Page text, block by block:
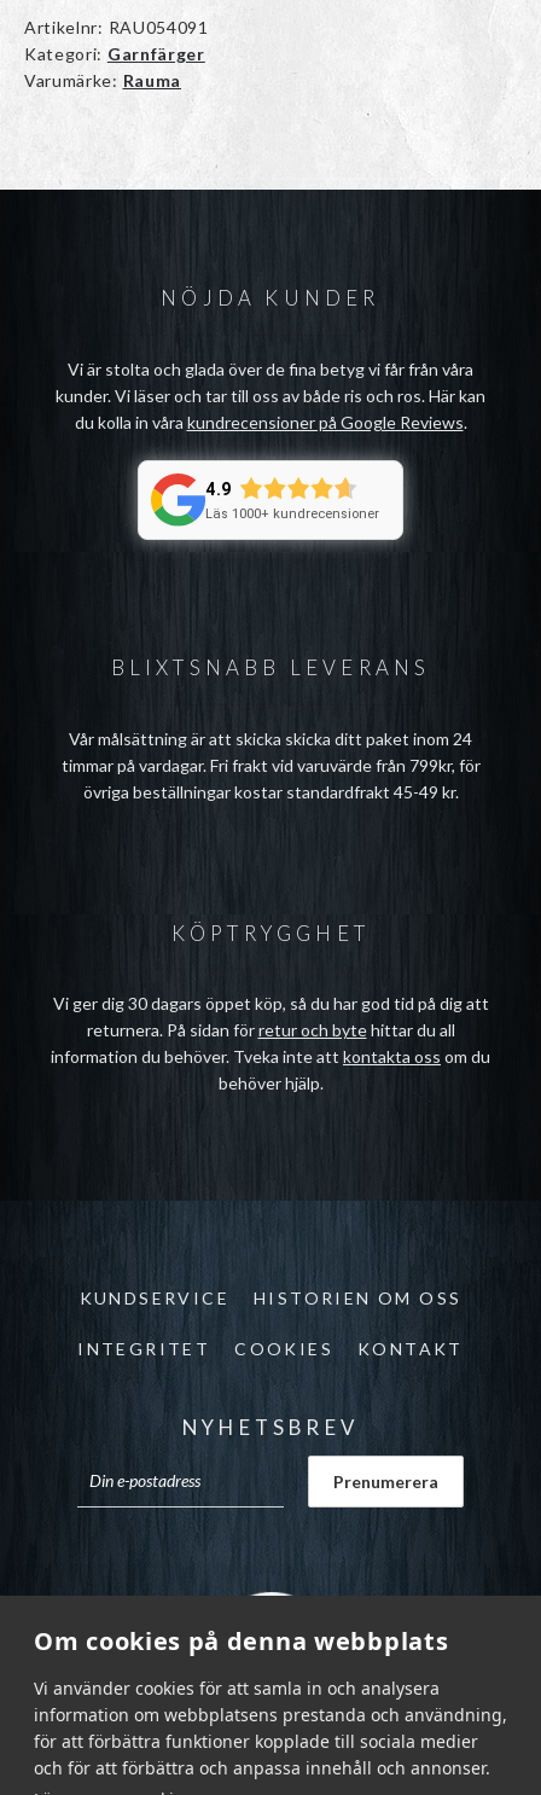
Om cookies på denna webbplats
Vi använder cookies för att samla in och analysera
information om webbplatsens prestanda och användning,
för att förbättra funktioner kopplade till sociala medier
och för att förbättra och anpassa innehåll och annonser.
Artikelnr: RAU054091
Kategori: Garnfärger
Varumärke: Rauma
BLIXTSNABB LEVERANS
Vår målsättning är att skicka skicka ditt paket inom 24
timmar på vardagar. Fri frakt vid varuvärde från 799kr, för
övriga beställningar kostar standardfrakt 45-49 kr.
NÖJDA KUNDER
Vi är stolta och glada över de fina betyg vi får från våra
kunder. Vi läser och tar till oss av både ris och ros. Här kan
du kolla in våra kundrecensioner på Google Reviews.
4.9
Läs 1000+ kundrecensioner
KÖPTRYGGHET
Vi ger dig 30 dagars öppet köp, så du har god tid på dig att
returnera. På sidan förretur och bytehittar du all
information du behöver. Tveka inte att kontakta oss om du
behöver hjälp.
KUNDSERVICE HISTORIEN OM OSS
INTEGRITET COOKIES KONTAKT
NYHETSBREV